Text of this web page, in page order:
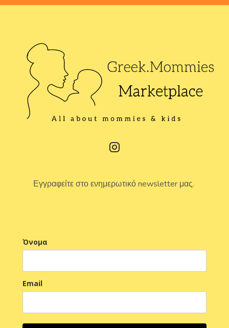
Εγγραφείτε στο ενημερωτικό newsletter μας.
Όνομα
Email